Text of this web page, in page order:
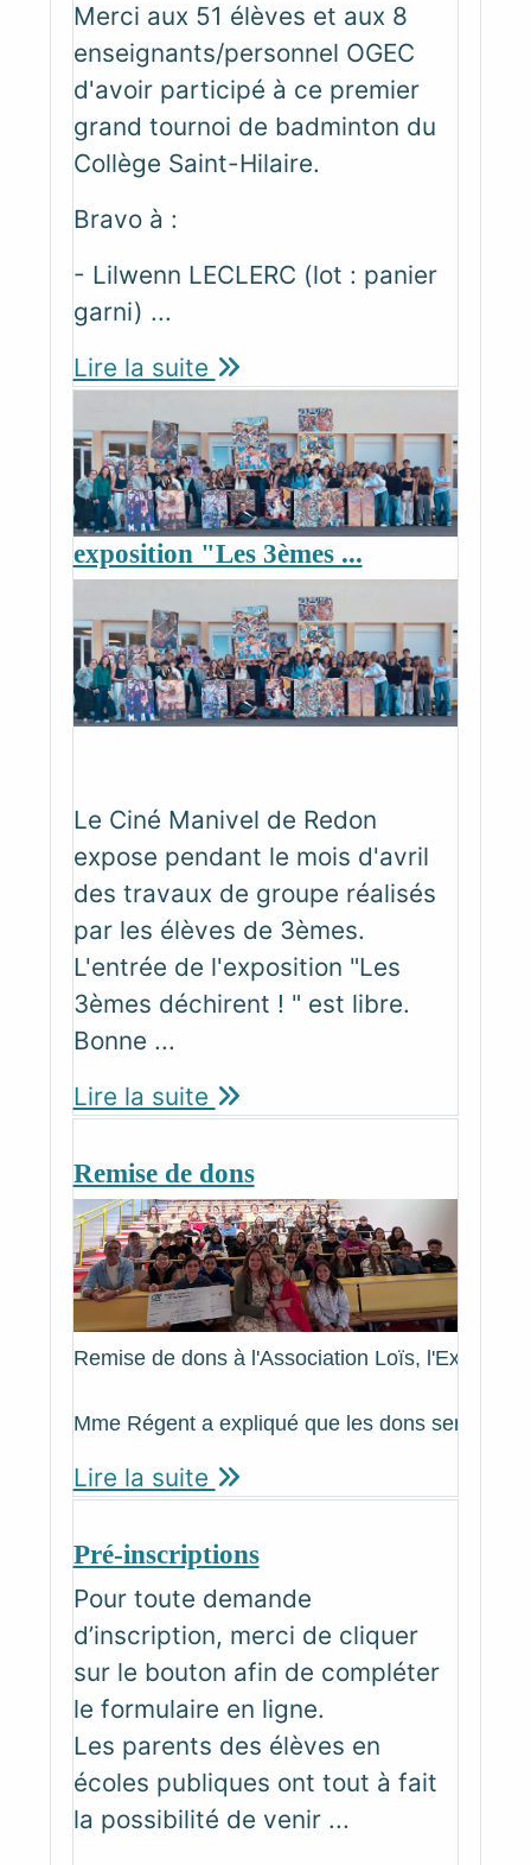
Merci aux 51 élèves et aux 8
enseignants/personnel OGEC
d'avoir participé à ce premier
grand tournoi de badminton du
Collège Saint-Hilaire.
Bravo à :
- Lilwenn LECLERC (lot : panier
garni) ...
Lire la suite
exposition "Les 3èmes ...
Le Ciné Manivel de Redon
expose pendant le mois d'avril
des travaux de groupe réalisés
par les élèves de 3èmes.
L'entrée de l'exposition "Les
3èmes déchirent ! " est libre.
Bonne ...
Lire la suite
Remise de dons
Remise de dons à l'Association Loïs, l'Extra
Mme Régent a expliqué que les dons serviront
Lire la suite
Pré-inscriptions
Pour toute demande
d’inscription, merci de cliquer
sur le bouton afin de compléter
le formulaire en ligne.
Les parents des élèves en
écoles publiques ont tout à fait
la possibilité de venir ...